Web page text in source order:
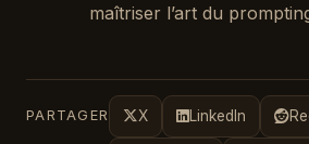
maîtriser l’art du
PARTAGER X LinkedIn